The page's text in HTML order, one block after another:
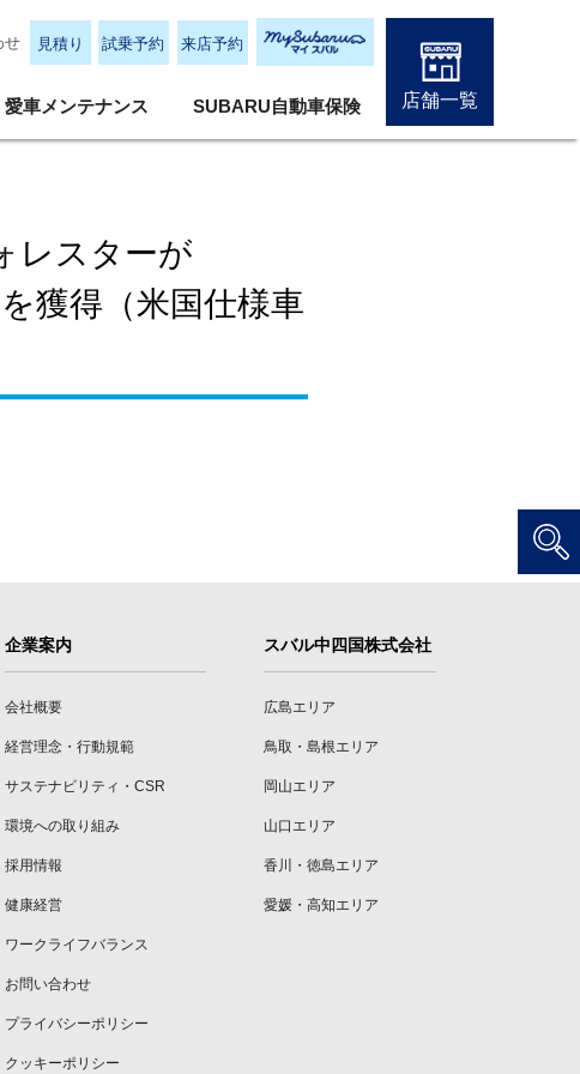
せ 見積り 試乗予約 来店予約
愛車メンテナンス SUBARU自動車保険 店舗一覧
レスターが
獲得（米国仕様車
企業案内
会社概要
経営理念・行動規範
サステナビリティ・CSR
環境への取り組み
採用情報
健康経営
ワークライフバランス
お問い合わせ
プライバシーポリシー
クッキーポリシー
スバル中四国株式会社
広島エリア
鳥取・島根エリア
岡山エリア
山口エリア
香川・徳島エリア
愛媛・高知エリア